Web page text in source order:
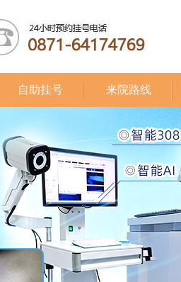
自助挂号 来院路线